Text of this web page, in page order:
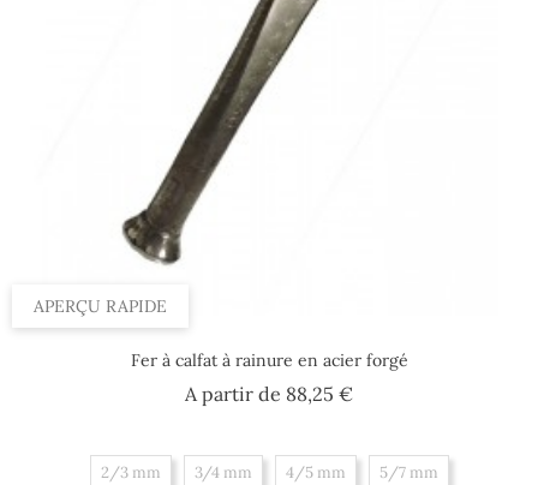
APERÇU RAPIDE
Fer à calfat à rainure en acier forgé
A partir de 88,25 €Prix
2/3 mm 3/4 mm 4/5 mm 5/7 mm